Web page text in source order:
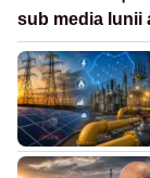
sub media lunii